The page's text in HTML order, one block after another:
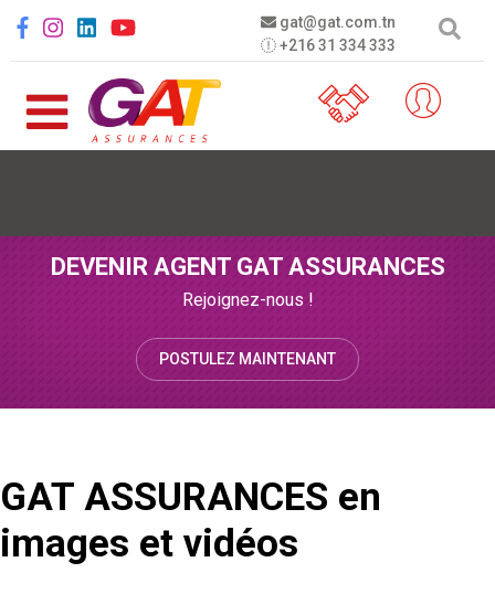
gat@gat.com.tn
+216 31 334 333
Social menu
DEVENIR AGENT GAT ASSURANCES
Rejoignez-nous !
POSTULEZ MAINTENANT
GAT ASSURANCES en
images et vidéos